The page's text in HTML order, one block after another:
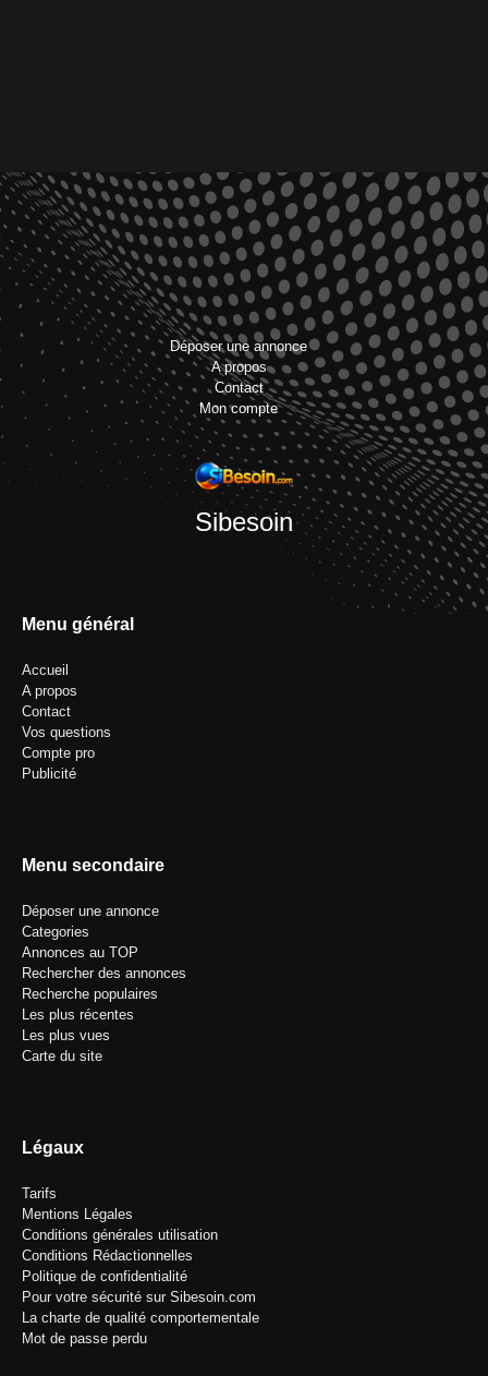
Déposer une annonce
A propos
Contact
Mon compte
Sibesoin
Menu général
Accueil
A propos
Contact
Vos questions
Compte pro
Publicité
Menu secondaire
Déposer une annonce
Categories
Annonces au TOP
Rechercher des annonces
Recherche populaires
Les plus récentes
Les plus vues
Carte du site
Légaux
Tarifs
Mentions Légales
Conditions générales utilisation
Conditions Rédactionnelles
Politique de confidentialité
Pour votre sécurité sur Sibesoin.com
La charte de qualité comportementale
Mot de passe perdu